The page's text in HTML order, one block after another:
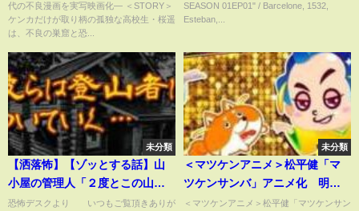
代の不良漫画を実写映画化― ＜STORY＞
ケンカだけが取り柄の孤独な高校生・桜遥
は、不良の巣窟と恐...
SEASON 01EP01" / Barcelone, 1532,
Esteban,...
未分類
【洒落怖】【ゾッとする話】山
小屋の管理人「２度とこの山に
は登らないほうが良いでしょ
恐怖デスクより いつもご覧頂きありが
未分類
＜マツケンアニメ＞松平健「マ
ツケンサンバ」アニメ化 明る
く前向きな勧善懲悪ストーリー
＜マツケンアニメ＞松平健「マツケンサン